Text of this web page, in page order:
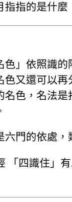
指指的是什
色」依照識
色又還可以
名色，名法
六門的依處
「四識住」